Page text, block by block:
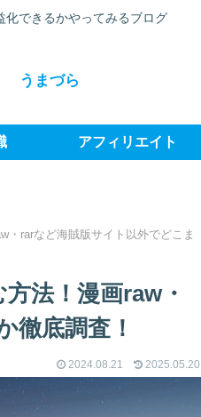
化できるかやってみるブログ
うまづら
アフィリエイト
・rarなど海賊版サイト以外でどこま
法！漫画raw・
徹底調査！
2024.08.21 2025.05.20